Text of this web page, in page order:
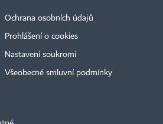
Ochrana osobních údajů
Prohlášení o cookies
Nastavení soukromí
Všeobecné smluvní podmínky